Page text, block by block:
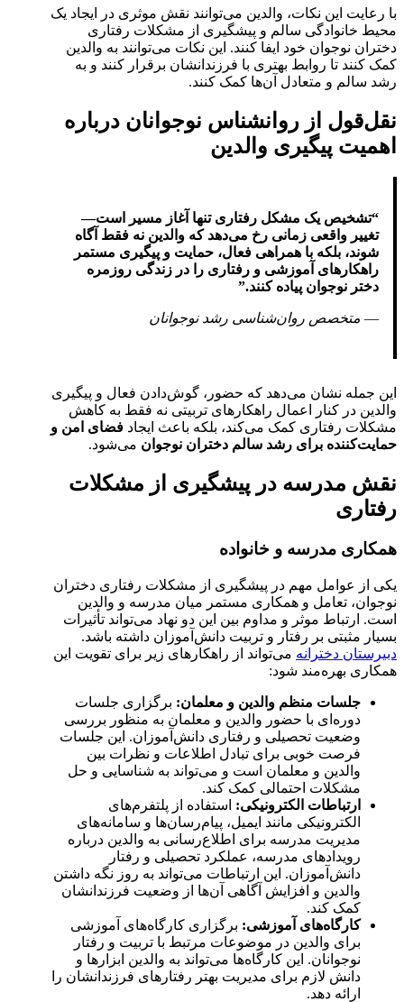
با رعایت این نکات، والدین می‌توانند نقش موثری در ایجاد یک
محیط خانوادگی سالم و پیشگیری از مشکلات رفتاری
دختران نوجوان خود ایفا کنند. این نکات می‌توانند به والدین
کمک کنند تا روابط بهتری با فرزندانشان برقرار کنند و به
رشد سالم و متعادل آن‌ها کمک کنند.
نقل‌قول از روانشناس نوجوانان درباره
اهمیت پیگیری والدین
“تشخیص یک مشکل رفتاری تنها آغاز مسیر است—
تغییر واقعی زمانی رخ می‌دهد که والدین نه فقط آگاه
شوند، بلکه با همراهی فعال، حمایت و پیگیری مستمر
راهکارهای آموزشی و رفتاری را در زندگی روزمره
دختر نوجوان پیاده کنند.”
— متخصص روان‌شناسی رشد نوجوانان
این جمله نشان می‌دهد که حضور، گوش‌دادن فعال و پیگیری
والدین در کنار اعمال راهکارهای تربیتی نه فقط به کاهش
مشکلات رفتاری کمک می‌کند، بلکه باعث ایجاد فضای امن و
حمایت‌کننده برای رشد سالم دختران نوجوان می‌شود.
نقش مدرسه در پیشگیری از مشکلات
رفتاری
همکاری مدرسه و خانواده
یکی از عوامل مهم در پیشگیری از مشکلات رفتاری دختران
نوجوان، تعامل و همکاری مستمر میان مدرسه و والدین
است. ارتباط موثر و مداوم بین این دو نهاد می‌تواند تأثیرات
بسیار مثبتی بر رفتار و تربیت دانش‌آموزان داشته باشد.
دبیرستان دخترانه می‌تواند از راهکارهای زیر برای تقویت این
همکاری بهره‌مند شود:
جلسات منظم والدین و معلمان: برگزاری جلسات
دوره‌ای با حضور والدین و معلمان به منظور بررسی
وضعیت تحصیلی و رفتاری دانش‌آموزان. این جلسات
فرصت خوبی برای تبادل اطلاعات و نظرات بین
والدین و معلمان است و می‌تواند به شناسایی و حل
مشکلات احتمالی کمک کند.
ارتباطات الکترونیکی: استفاده از پلتفرم‌های
الکترونیکی مانند ایمیل، پیام‌رسان‌ها و سامانه‌های
مدیریت مدرسه برای اطلاع‌رسانی به والدین درباره
رویدادهای مدرسه، عملکرد تحصیلی و رفتار
دانش‌آموزان. این ارتباطات می‌تواند به روز نگه داشتن
والدین و افزایش آگاهی آن‌ها از وضعیت فرزندانشان
کمک کند.
کارگاه‌های آموزشی: برگزاری کارگاه‌های آموزشی
برای والدین در موضوعات مرتبط با تربیت و رفتار
نوجوانان. این کارگاه‌ها می‌تواند به والدین ابزارها و
دانش لازم برای مدیریت بهتر رفتارهای فرزندانشان را
ارائه دهد.